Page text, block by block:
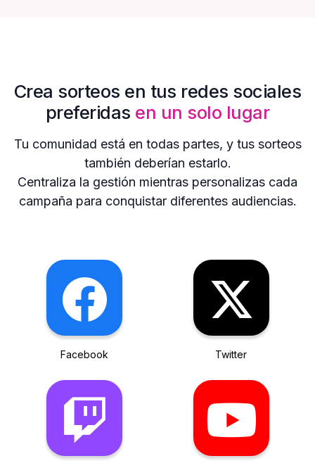
Crea sorteos en tus redes sociales
preferidas en un solo lugar
Tu comunidad está en todas partes, y tus sorteos
también deberían estarlo.
Centraliza la gestión mientras personalizas cada
campaña para conquistar diferentes audiencias.
Facebook Twitter